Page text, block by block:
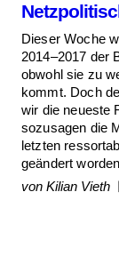
Dieser Woche
2014–2017 der
obwohl sie zu
kommt. Doch
wir die neueste
sozusagen die
letzten
geändert
von Kilian Vieth